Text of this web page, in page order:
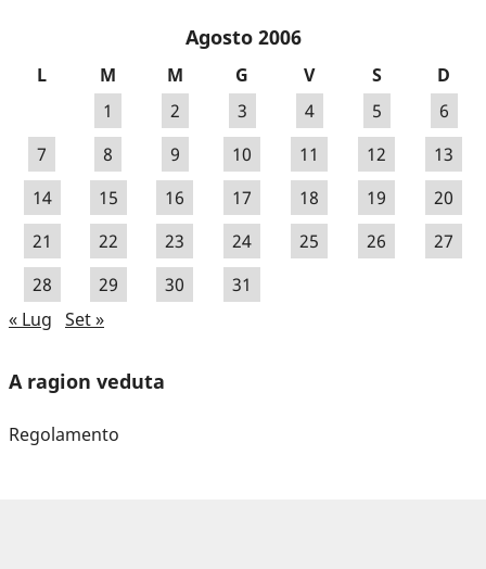
Agosto 2006
L M M G V S
D
1
2 3 4 5
6
7
8 9 10 11 12
13
14
15 16 17 18 19
20
21
22 23 24 25 26
27
28
29 30
31
« Lug Set »
A ragion veduta
Regolamento